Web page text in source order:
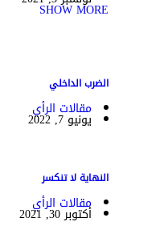
SHOW MORE
الضرب الداخلي
مقالات الرأي
يونيو 7, 2022
النهاية لا تنكسر
مقالات الرأي
أكتوبر 30, 2021